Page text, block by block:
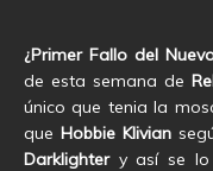
¿Primer Fallo del
de esta semana de
único que tenia la
que Hobbie Klivian
Darklighter y así se lo